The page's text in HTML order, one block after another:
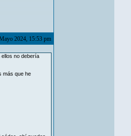
2024, 15:53 pm
no debería
más que he